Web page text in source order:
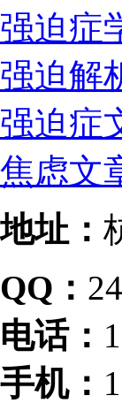
强迫症
强迫解
强迫症
焦虑文
地址：
QQ：
电话：
手机：